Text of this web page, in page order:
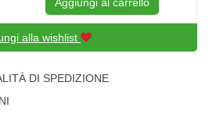
alla wishlist
DI SPEDIZIONE